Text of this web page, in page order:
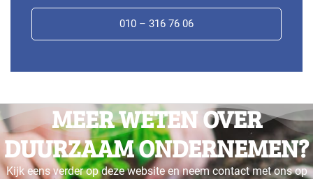
010 – 316 76 06
MEER WETEN OVER
DUURZAAM ONDERNEMEN?
Kijk eens verder op deze website en neem contact met ons op